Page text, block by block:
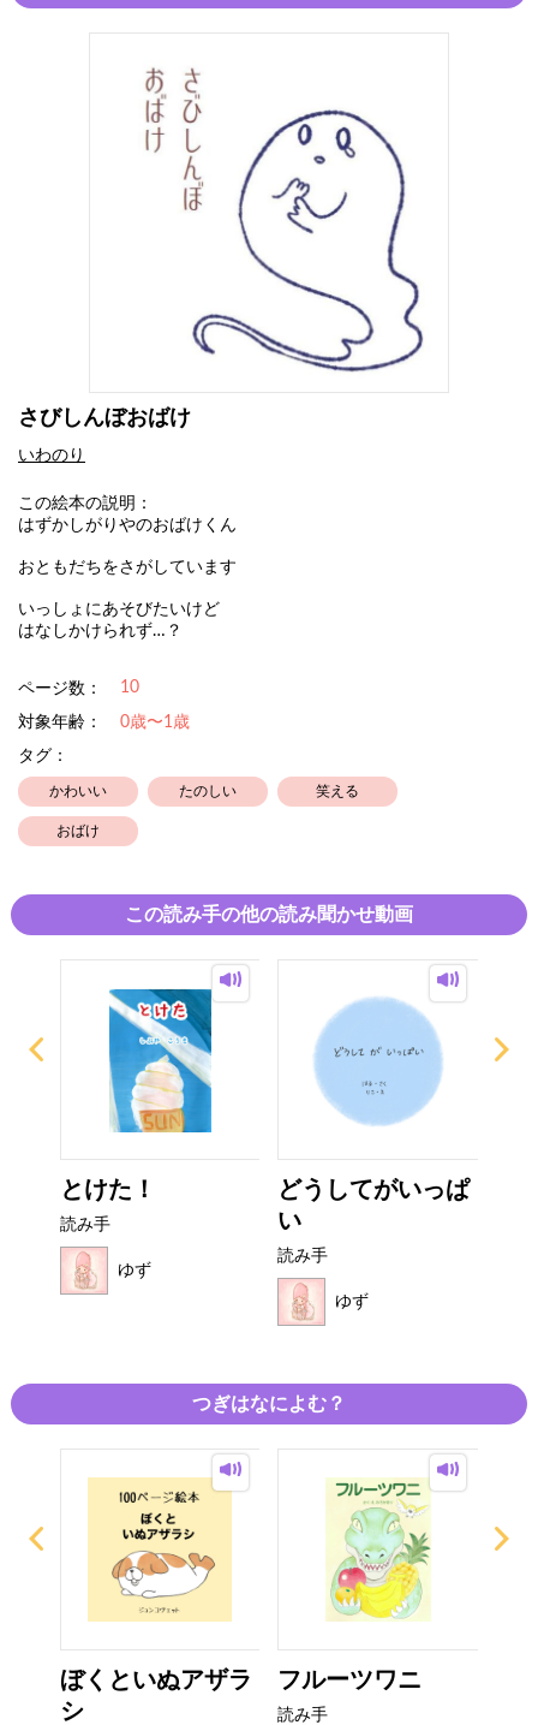
さびしんぼおばけ
いわのり
この絵本の説明：
はずかしがりやのおばけくん
おともだちをさがしています
いっしょにあそびたいけど
はなしかけられず…？
ページ数： 10
対象年齢：
0歳〜1歳
タグ：
かわいい たのしい 笑える
おばけ
この読み手の他の読み聞かせ動画
とけた！
読み手
ゆず
どうしてがいっぱ
い
読み手
ゆず
つぎはなによむ？
ぼくといぬアザラ
シ
フルーツワニ
読み手